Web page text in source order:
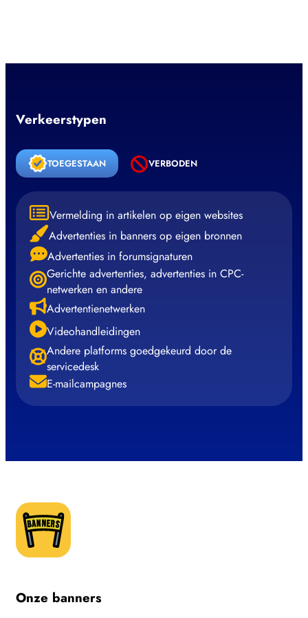
Verkeerstypen
TOEGESTAAN VERBODEN
Vermelding in artikelen op eigen websites
Advertenties in banners op eigen bronnen
Advertenties in forumsignaturen
Gerichte advertenties, advertenties in CPC-
netwerken en andere
Advertentienetwerken
Videohandleidingen
Andere platforms goedgekeurd door de
servicedesk
E-mailcampagnes
Onze banners